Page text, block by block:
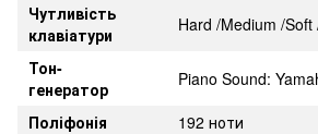
Чутливість
клавіатури
Hard /Medium /Soft
Тон-
генератор
Piano Sound:
Поліфонія
192 ноти